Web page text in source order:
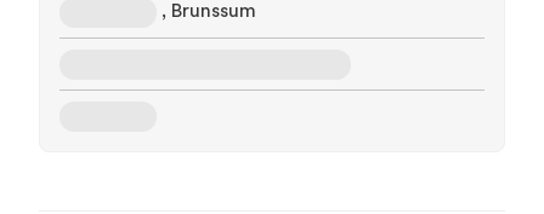
, Brunssum